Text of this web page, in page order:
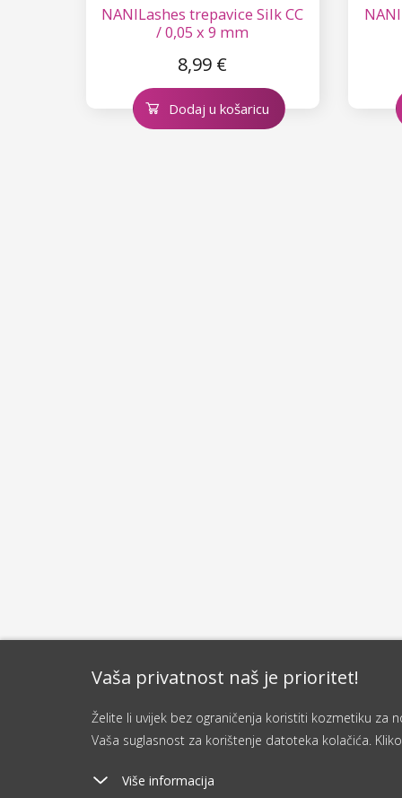
Vaša privatnost naš je prioritet!
Želite li uvijek bez ograničenja koristiti kozmetiku za
Vaša suglasnost za korištenje datoteka kolačića.
Više informacija
NANILashes trepavice Silk CC
/ 0,05 x 9 mm
8,99 €
Dodaj u košaricu